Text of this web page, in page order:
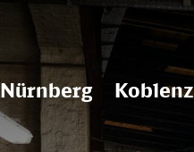
Nürnberg Koblenz